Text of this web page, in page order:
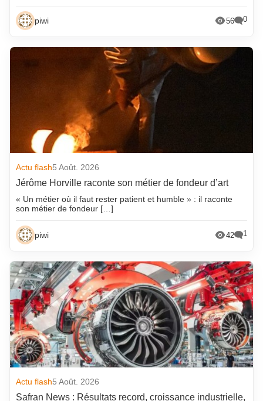
piwi 56 0
Actu flash5 Août. 2026
Jérôme Horville raconte son métier de fondeur d’art
« Un métier où il faut rester patient et humble » : il raconte
son métier de fondeur […]
piwi 42 1
Actu flash5 Août. 2026
Safran News : Résultats record, croissance industrielle,